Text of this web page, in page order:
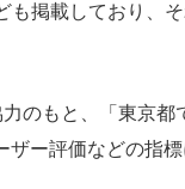
も掲載しており、
のもと、「東京都
ー評価などの指標